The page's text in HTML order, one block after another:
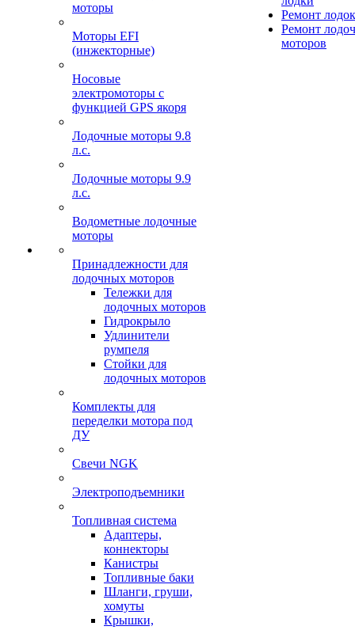
моторы
Моторы EFI
(инжекторные)
Носовые
электромоторы с
функцией GPS якоря
Лодочные моторы 9.8
л.с.
Лодочные моторы 9.9
л.с.
Водометные лодочные
моторы
Принадлежности для
лодочных моторов
Тележки для
лодочных моторов
Гидрокрыло
Удлинители
румпеля
Стойки для
лодочных моторов
Комплекты для
переделки мотора под
ДУ
Свечи NGK
Электроподъемники
Топливная система
Адаптеры,
коннекторы
Канистры
Топливные баки
Шланги, груши,
хомуты
Крышки,
Ремонт
Ремонт
моторов